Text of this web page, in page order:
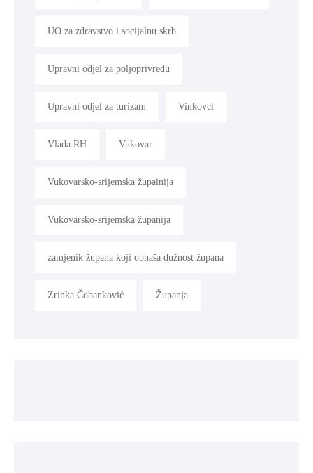
UO za zdravstvo i socijalnu skrb
Upravni odjel za poljoprivredu
Upravni odjel za turizam Vinkovci
Vlada RH Vukovar
Vukovarsko-srijemska župainija
Vukovarsko-srijemska županija
zamjenik župana koji obnaša dužnost župana
Zrinka Čobanković Županja